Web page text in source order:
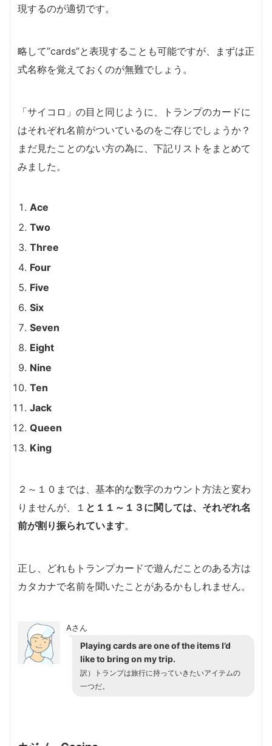
現するのが適切です。
略して”cards”と表現することも可能ですが、まずは正
式名称を覚えておくのが無難でしょう。
「サイコロ」の目と同じように、トランプのカードに
はそれぞれ名前がついているのをご存じでしょうか？
まだ見たことのない方の為に、下記リストをまとめて
みました。
Ace
Two
Three
Four
Five
Six
Seven
Eight
Nine
Ten
Jack
Queen
King
２～１０までは、基本的な数字のカウント方法と変わ
りませんが、１ と１１～１３に関しては、それぞれ名
前が割り振られています。
正し、どれもトランプカードで遊んだことのある方は
カタカナで名前を聞いたことがあるかもしれません。
Aさん
Playing cards are one of the items I’d
like to bring on my trip.
訳）トランプは旅行に持っていきたいアイテムの
一つだ。